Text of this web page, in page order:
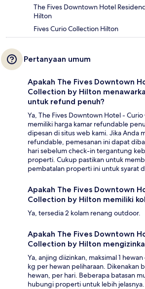
The Fives Downtown Hotel
Hilton
Fives Curio Collection Hilton
Pertanyaan umum
Apakah The Fives Downtown
Collection by Hilton
untuk refund penuh?
Ya, The Fives Downtown Hotel -
memiliki harga kamar refundable
dipesan di situs web kami. Jika Anda
refundable, pemesanan ini dapat
hari sebelum check-in tergantung
properti. Cukup pastikan untuk
pembatalan properti ini untuk syarat
Apakah The Fives Downtown
Collection by Hilton memiliki
Ya, tersedia 2 kolam renang outdoor.
Apakah The Fives Downtown
Collection by Hilton
Ya, anjing diizinkan, maksimal 1
kg per hewan peliharaan. Dikenakan
hewan, per hari. Beberapa batasan
hubungi properti untuk lebih jelasnya.